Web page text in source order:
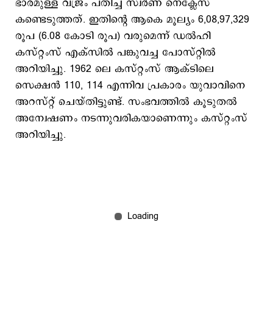
ഭാരമുള്ള വജ്രം പതിച്ച സ്വർണ നെക്ലേസ്
കണ്ടെടുത്തത്. ഇതിന്‍റെ ആകെ മൂല്യം 6,08,97,329
രൂപ (6.08 കോടി രൂപ) വരുമെന്ന് ഡൽഹി
കസ്റ്റംസ് എക്സില്‍ പങ്കുവച്ച പോസ്റ്റില്‍
അറിയിച്ചു. 1962 ലെ കസ്റ്റംസ് ആക്ടിലെ
സെക്ഷൻ 110, 114 എന്നിവ പ്രകാരം യുവാവിനെ
അറസ്റ്റ് ചെയ്തിട്ടുണ്ട്. സംഭവത്തില്‍ കൂടുതൽ
അന്വേഷണം നടന്നുവരികയാണെന്നും കസ്റ്റംസ്
അറിയിച്ചു.